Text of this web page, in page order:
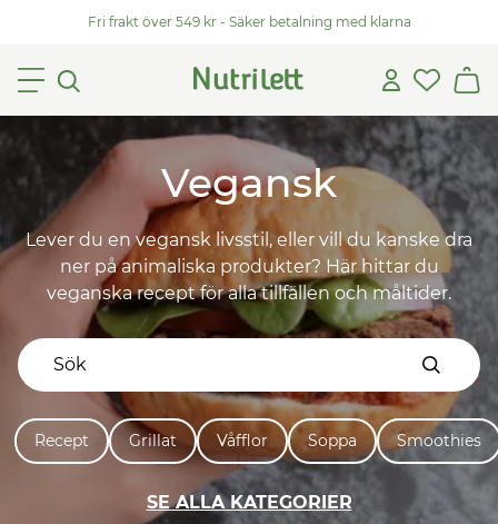
Fri frakt över 549 kr - Säker betalning med klarna
Vegansk
Lever du en vegansk livsstil, eller vill du kanske dra
ner på animaliska produkter? Här hittar du
veganska recept för alla tillfällen och måltider.
Recept Grillat Våfflor Soppa Smoothies
SE ALLA KATEGORIER